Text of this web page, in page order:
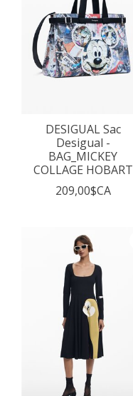
DESIGUAL Sac
Desigual -
BAG_MICKEY
COLLAGE HOBART
209,00$CA